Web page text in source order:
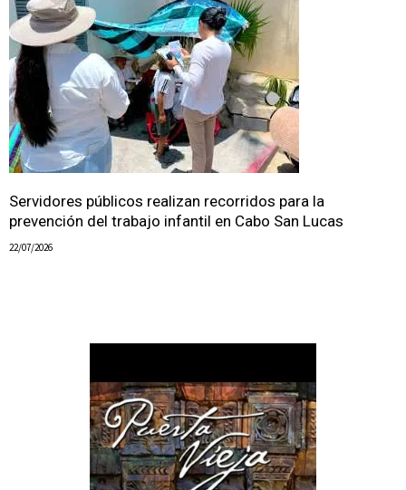
Servidores públicos realizan recorridos para la
prevención del trabajo infantil en Cabo San Lucas
22/07/2026